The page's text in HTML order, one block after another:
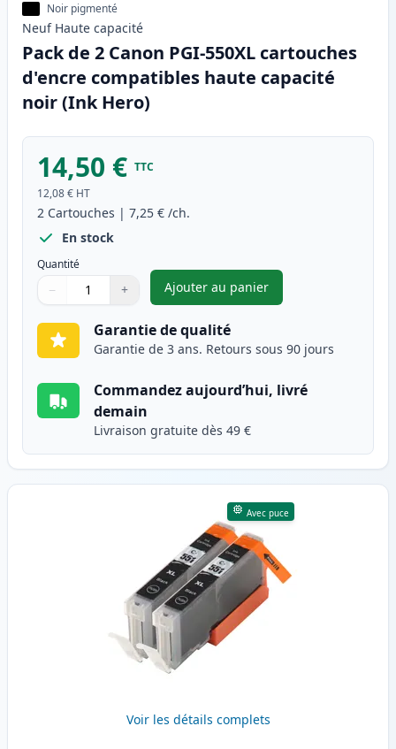
Noir pigmenté
Neuf Haute capacité
Pack de 2 Canon PGI-550XL cartouches
d'encre compatibles haute capacité
noir (Ink Hero)
14,50 € TTC
12,08 € HT
2 Cartouches | 7,25 € /ch.
En stock
Quantité
Quantité
Utilisez les boutons pour ajuster
− +
Quantité
Ajouter au panier
,Pack de 2 Canon PGI-
Garantie de qualité
Garantie de 3 ans. Retours sous 90 jours
Commandez aujourd’hui, livré
demain
Livraison gratuite dès 49 €
Avec puce
Voir les détails complets